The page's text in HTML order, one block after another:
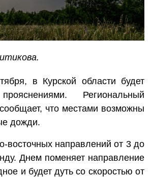
в Курской области будет
Региональный
что местами возможны
дожди.
восточных направлений от 3 до
Днем поменяет направление
и будет дуть со скоростью от